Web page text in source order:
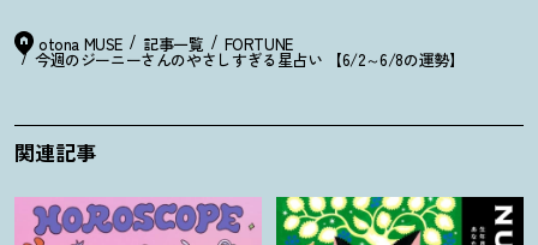
otona MUSE 記事一覧 FORTUNE
今週のジーニーさんのやさしすぎる星占い 【6/2～6/8の運勢】
関連記事